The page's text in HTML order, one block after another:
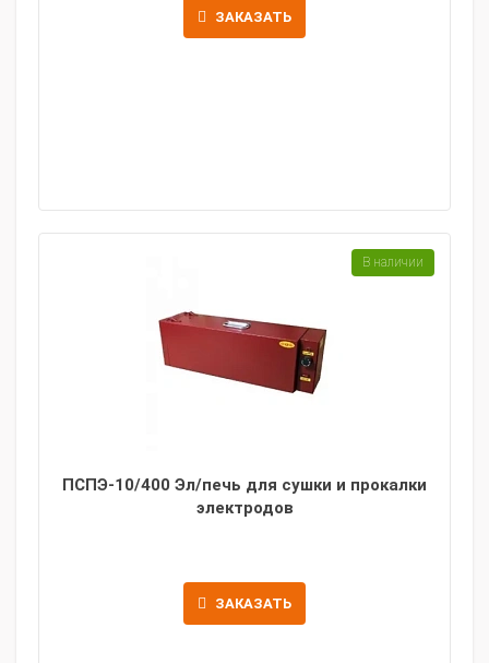
ЗАКАЗАТЬ
ПСПЭ-10/400 Эл/печь для сушки и прокалки
электродов
ЗАКАЗАТЬ
В наличии